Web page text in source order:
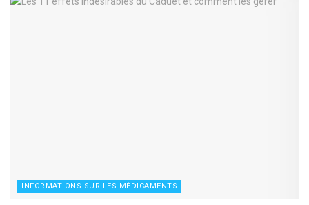
INFORMATIONS SUR LES MÉDICAMENTS